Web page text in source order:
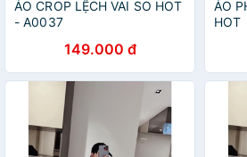
ÁO CROP LỆCH VAI SO HOT
- A0037
149.000 đ
ÁO
HOT